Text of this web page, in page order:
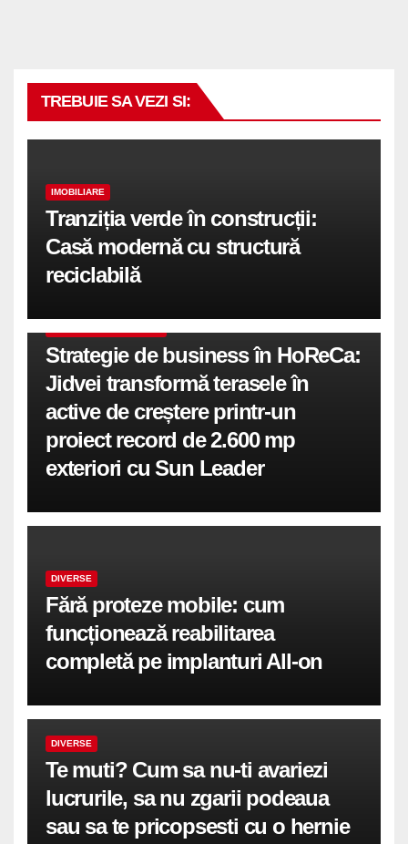
TREBUIE SA VEZI SI:
IMOBILIARE
Tranziția verde în construcții:
Casă modernă cu structură
reciclabilă
Strategie de business în HoReCa:
Jidvei transformă terasele în
active de creștere printr-un
proiect record de 2.600 mp
exteriori cu Sun Leader
DIVERSE
Fără proteze mobile: cum
funcționează reabilitarea
completă pe implanturi All-on
DIVERSE
Te muti? Cum sa nu-ti avariezi
lucrurile, sa nu zgarii podeaua
sau sa te pricopsesti cu o hernie